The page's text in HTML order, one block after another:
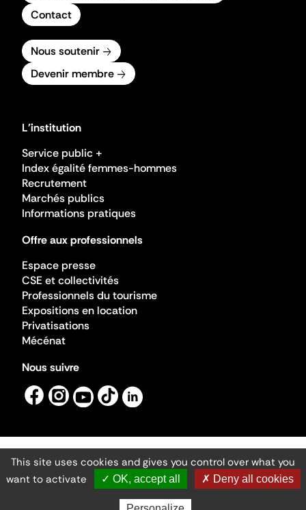
Contact
Nous soutenir
Devenir membre
L'institution
Service public +
Index égalité femmes-hommes
Recrutement
Marchés publics
Informations pratiques
Offre aux professionnels
Espace presse
CSE et collectivités
Professionnels du tourisme
Expositions en location
Privatisations
Mécénat
Nous suivre
Mentions légales
Gestion des cookies
Accessibilité numérique
Ministère de la Culture ©2026
- Cité de l'architecture et du patrimoine
This site uses cookies and gives you control over what you
want to activate
✓ OK, accept all ✗ Deny all cookies